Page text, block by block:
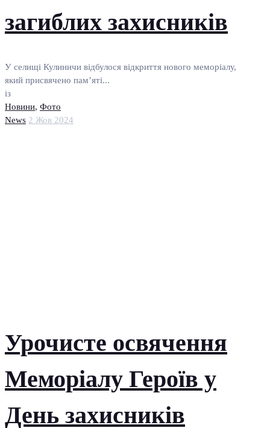
загиблих захисників
У селищі Кулиничи відбулося відкриття нового меморіалу,
який присвячено пам’яті...
із
Новини, Фото
News 2 Жов 2024
Урочисте освячення
Меморіалу Героїв у
День захисників